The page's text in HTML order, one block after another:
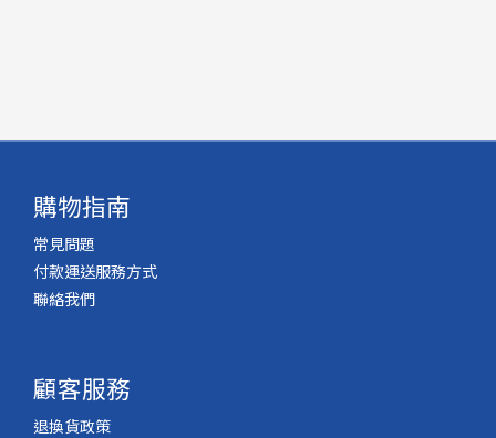
購物指南
常見問題
付款運送服務方式
聯絡我們
顧客服務
退換貨政策